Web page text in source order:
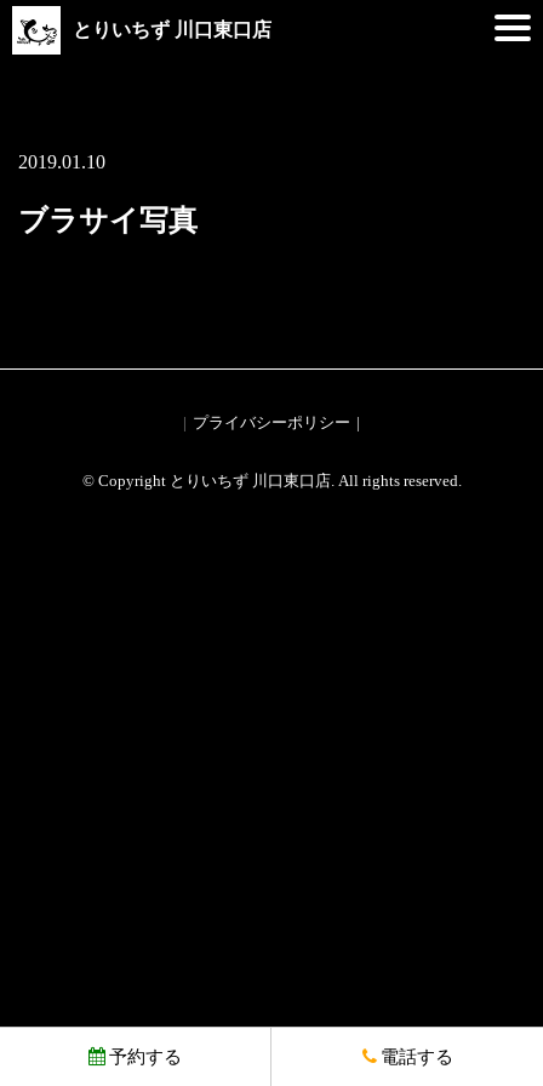
とりいちず 川口東口店
2019.01.10
ブラサイ写真
プライバシーポリシー
© Copyright とりいちず 川口東口店. All rights reserved.
予約する 電話する